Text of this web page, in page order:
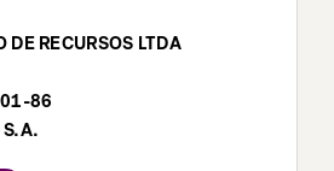
DE RECURSOS LTDA
86
S.A.